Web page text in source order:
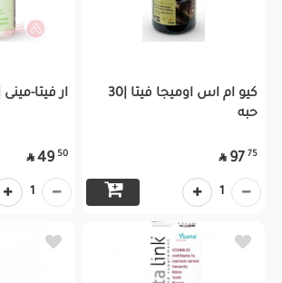
كيو ام اس اوميجا فيتا |30
حبه
75
97

1
ار فيتا-مينى | 90 حبة
50
49

1